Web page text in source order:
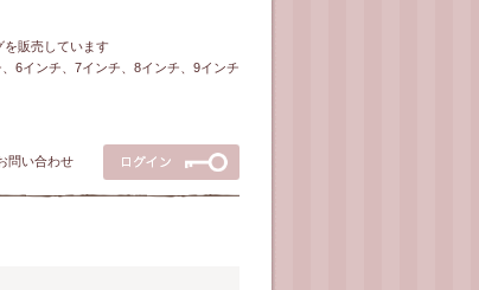
を販売しています
6インチ、7インチ、8インチ、9インチ
問い合わせ